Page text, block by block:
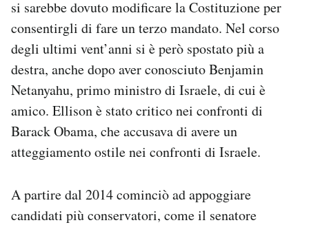
si sarebbe dovuto modificare la Costituzione per
consentirgli di fare un terzo mandato. Nel corso
degli ultimi vent’anni si è però spostato più a
destra, anche dopo aver conosciuto Benjamin
Netanyahu, primo ministro di Israele, di cui è
amico. Ellison è stato critico nei confronti di
Barack Obama, che accusava di avere un
atteggiamento ostile nei confronti di Israele.
A partire dal 2014 cominciò ad appoggiare
candidati più conservatori, come il senatore